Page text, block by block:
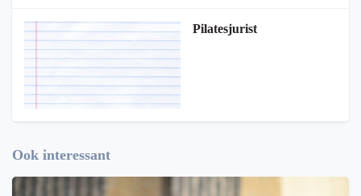
Pilatesjurist
Ook interessant